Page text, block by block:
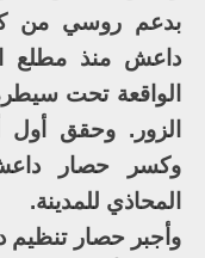
بدعم روسي من
الواقعة تحت
الزور. وحقق
وكسر حصار
المحاذي للمدينة.
وأجبر حصار تنظيم